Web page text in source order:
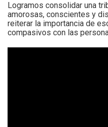
Logramos consolidar una
amorosas, conscientes y
reiterar la importancia de
compasivos con las